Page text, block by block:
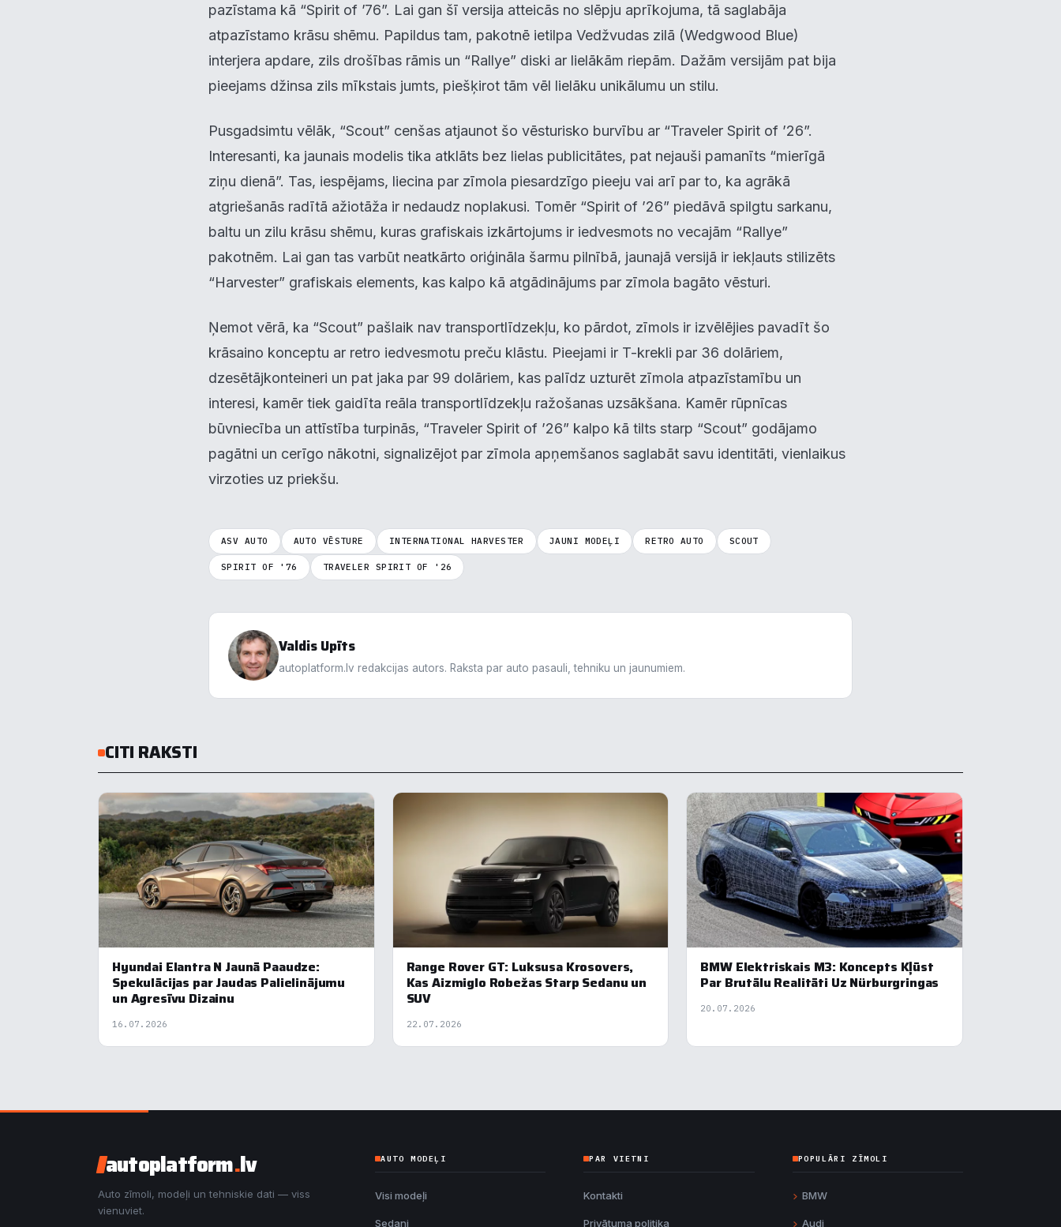
pazīstama kā “Spirit of ’76”. Lai gan šī versija atteicās no slēpju aprīkojuma, tā saglabāja
atpazīstamo krāsu shēmu. Papildus tam, pakotnē ietilpa Vedžvudas zilā (Wedgwood Blue)
interjera apdare, zils drošības rāmis un “Rallye” diski ar lielākām riepām. Dažām versijām pat bija
pieejams džinsa zils mīkstais jumts, piešķirot tām vēl lielāku unikālumu un stilu.
Pusgadsimtu vēlāk, “Scout” cenšas atjaunot šo vēsturisko burvību ar “Traveler Spirit of ’26”.
Interesanti, ka jaunais modelis tika atklāts bez lielas publicitātes, pat nejauši pamanīts “mierīgā
ziņu dienā”. Tas, iespējams, liecina par zīmola piesardzīgo pieeju vai arī par to, ka agrākā
atgriešanās radītā ažiotāža ir nedaudz noplakusi. Tomēr “Spirit of ’26” piedāvā spilgtu sarkanu,
baltu un zilu krāsu shēmu, kuras grafiskais izkārtojums ir iedvesmots no vecajām “Rallye”
pakotnēm. Lai gan tas varbūt neatkārto oriģināla šarmu pilnībā, jaunajā versijā ir iekļauts stilizēts
“Harvester” grafiskais elements, kas kalpo kā atgādinājums par zīmola bagāto vēsturi.
Ņemot vērā, ka “Scout” pašlaik nav transportlīdzekļu, ko pārdot, zīmols ir izvēlējies pavadīt šo
krāsaino konceptu ar retro iedvesmotu preču klāstu. Pieejami ir T-krekli par 36 dolāriem,
dzesētājkonteineri un pat jaka par 99 dolāriem, kas palīdz uzturēt zīmola atpazīstamību un
interesi, kamēr tiek gaidīta reāla transportlīdzekļu ražošanas uzsākšana. Kamēr rūpnīcas
būvniecība un attīstība turpinās, “Traveler Spirit of ’26” kalpo kā tilts starp “Scout” godājamo
pagātni un cerīgo nākotni, signalizējot par zīmola apņemšanos saglabāt savu identitāti, vienlaikus
virzoties uz priekšu.
ASV AUTO AUTO VĒSTURE INTERNATIONAL HARVESTER JAUNI MODEĻI RETRO AUTO SCOUT
SPIRIT OF '76 TRAVELER SPIRIT OF '26
Valdis Upīts
autoplatform.lv redakcijas autors. Raksta par auto pasauli, tehniku un jaunumiem.
CITI RAKSTI
Hyundai Elantra N Jaunā Paaudze:
Spekulācijas par Jaudas Palielinājumu
un Agresīvu Dizainu
16.07.2026
Range Rover GT: Luksusa Krosovers,
Kas Aizmiglo Robežas Starp Sedanu un
SUV
22.07.2026
BMW Elektriskais M3: Koncepts Kļūst
Par Brutālu Realitāti Uz Nürburgringas
20.07.2026
autoplatform.lv
Auto zīmoli, modeļi un tehniskie dati — viss
vienuviet.
AUTO MODEĻI
Visi modeļi
Sedani
PAR VIETNI
Kontakti
Privātuma politika
POPULĀRI ZĪMOLI
BMW
Audi
noteiktas funkcijas. Zemāk katras piekrišanas kategorijā atradīsiet detalizētu
informāciju par visām sīk... Rādīt vairāk
Nepieciešamās
▶ Analītika
Veiktspēja
Reklāma